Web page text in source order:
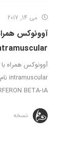
می 14, 2017
BETA-1A ...
نسخه